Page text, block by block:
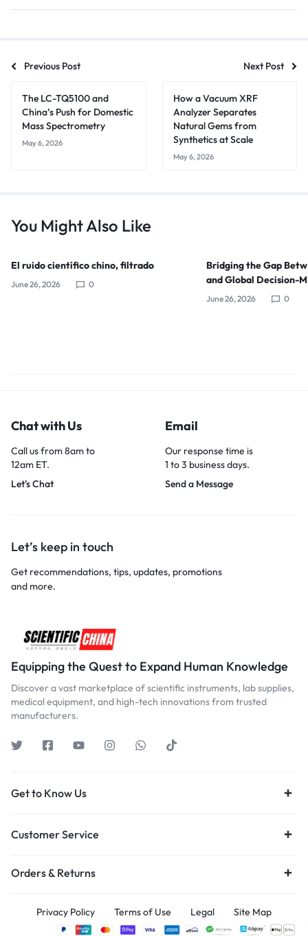
Previous Post Next Post
The LC-TQ5100 and
China’s Push for Domestic
Mass Spectrometry
May 6, 2026
How a Vacuum XRF
Analyzer Separates
Natural Gems from
Synthetics at Scale
May 6, 2026
You Might Also Like
El ruido científico chino, filtrado
June 26, 2026 0
Bridging the Gap
and Global Decision-
June 26, 2026 0
Chat with Us
Call us from 8am to
12am ET.
Let's Chat
Email
Our response time is
1 to 3 business days.
Send a Message
Let’s keep in touch
Get recommendations, tips, updates, promotions
and more.
Equipping the Quest to Expand Human Knowledge
Discover a vast marketplace of scientific instruments, lab supplies,
medical equipment, and high-tech innovations from trusted
manufacturers.
Get to Know Us
Customer Service
Orders & Returns
Privacy Policy Terms of Use Legal Site Map